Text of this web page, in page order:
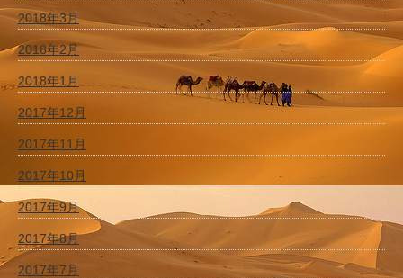
2018年3月
2018年2月
2018年1月
2017年12月
2017年11月
2017年10月
2017年9月
2017年8月
2017年7月